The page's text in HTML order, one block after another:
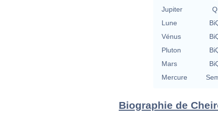
Jupiter
Lune
Vénus
Pluton
Mars
Mercure
Biographie de